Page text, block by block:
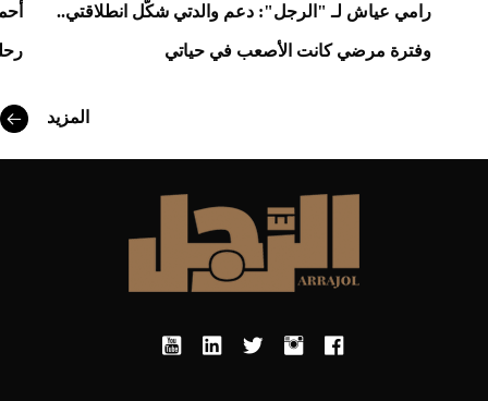
رامي عياش لـ "الرجل": دعم والدتي شكّل انطلاقتي..
وفترة مرضي كانت الأصعب في حياتي
المزيد